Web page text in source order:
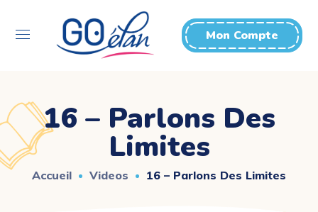
Mon Compte
16 – Parlons Des
Limites
Accueil Videos 16 – Parlons Des Limites